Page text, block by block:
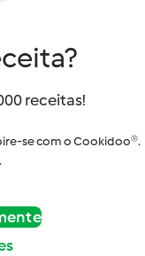
receitas!
se com o Cookidoo®.